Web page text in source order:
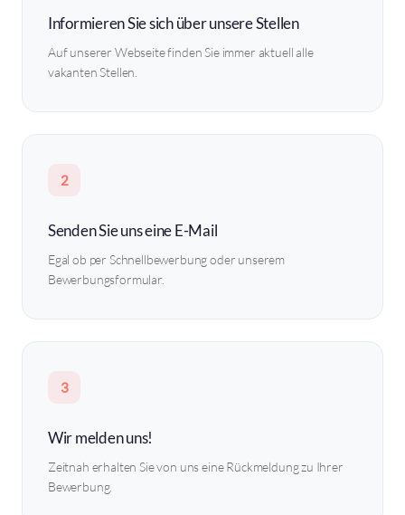
Informieren Sie sich über unsere Stellen
Auf unserer Webseite finden Sie immer aktuell alle
vakanten Stellen.
2
Senden Sie uns eine E-Mail
Egal ob per Schnellbewerbung oder unserem
Bewerbungsformular.
3
Wir melden uns!
Zeitnah erhalten Sie von uns eine Rückmeldung zu Ihrer
Bewerbung.